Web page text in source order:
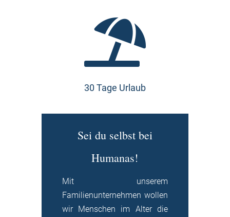

30 Tage Urlaub
Sei du selbst bei
Humanas!
Mit unserem
Familienunternehmen wollen
wir Menschen im Alter die